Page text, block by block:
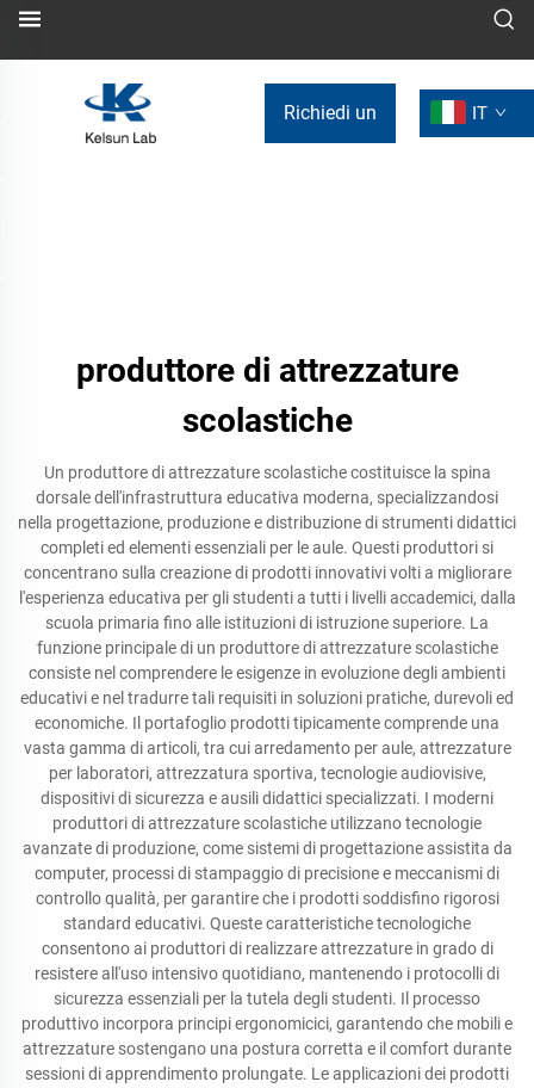
Richiedi un IT
produttore di attrezzature
scolastiche
Un produttore di attrezzature scolastiche costituisce la spina
dorsale dell'infrastruttura educativa moderna, specializzandosi
nella progettazione, produzione e distribuzione di strumenti didattici
completi ed elementi essenziali per le aule. Questi produttori si
concentrano sulla creazione di prodotti innovativi volti a migliorare
l'esperienza educativa per gli studenti a tutti i livelli accademici, dalla
scuola primaria fino alle istituzioni di istruzione superiore. La
funzione principale di un produttore di attrezzature scolastiche
consiste nel comprendere le esigenze in evoluzione degli ambienti
educativi e nel tradurre tali requisiti in soluzioni pratiche, durevoli ed
economiche. Il portafoglio prodotti tipicamente comprende una
vasta gamma di articoli, tra cui arredamento per aule, attrezzature
per laboratori, attrezzatura sportiva, tecnologie audiovisive,
dispositivi di sicurezza e ausili didattici specializzati. I moderni
produttori di attrezzature scolastiche utilizzano tecnologie
avanzate di produzione, come sistemi di progettazione assistita da
computer, processi di stampaggio di precisione e meccanismi di
controllo qualità, per garantire che i prodotti soddisfino rigorosi
standard educativi. Queste caratteristiche tecnologiche
consentono ai produttori di realizzare attrezzature in grado di
resistere all'uso intensivo quotidiano, mantenendo i protocolli di
sicurezza essenziali per la tutela degli studenti. Il processo
produttivo incorpora principi ergonomicici, garantendo che mobili e
attrezzature sostengano una postura corretta e il comfort durante
sessioni di apprendimento prolungate. Le applicazioni dei prodotti